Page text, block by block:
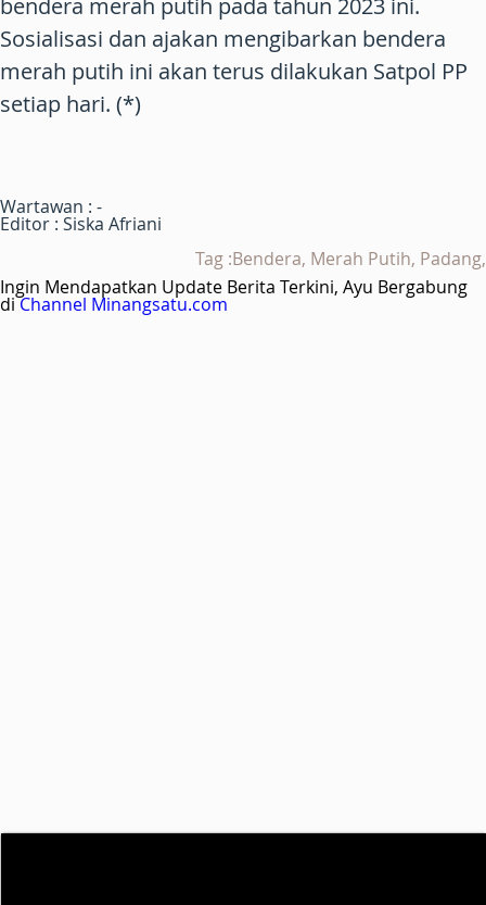
bendera merah putih pada tahun 2023 ini.
Sosialisasi dan ajakan mengibarkan bendera
merah putih ini akan terus dilakukan Satpol PP
setiap hari. (*)
Wartawan : -
Editor : Siska Afriani
Tag :Bendera, Merah Putih, Padang,
Ingin Mendapatkan Update Berita Terkini, Ayu Bergabung
diChannel Minangsatu.com